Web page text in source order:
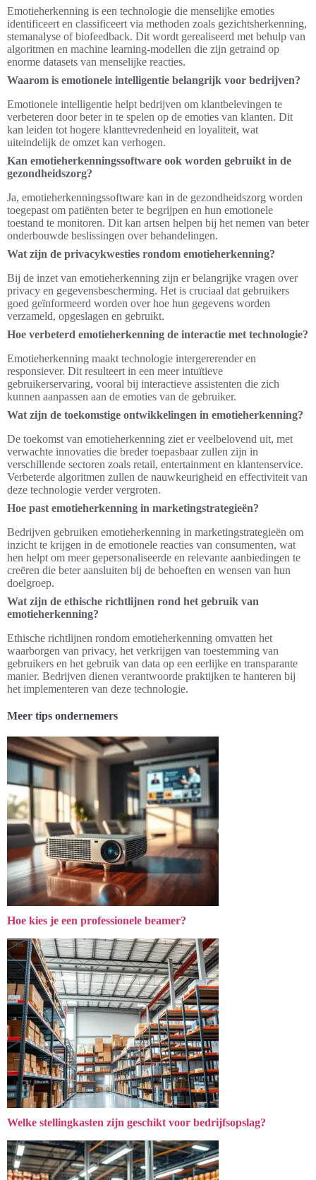
Emotieherkenning is een technologie die menselijke emoties
identificeert en classificeert via methoden zoals gezichtsherkenning,
stemanalyse of biofeedback. Dit wordt gerealiseerd met behulp van
algoritmen en machine learning-modellen die zijn getraind op
enorme datasets van menselijke reacties.
Waarom is emotionele intelligentie belangrijk voor bedrijven?
Emotionele intelligentie helpt bedrijven om klantbelevingen te
verbeteren door beter in te spelen op de emoties van klanten. Dit
kan leiden tot hogere klanttevredenheid en loyaliteit, wat
uiteindelijk de omzet kan verhogen.
Kan emotieherkenningssoftware ook worden gebruikt in de
gezondheidszorg?
Ja, emotieherkenningssoftware kan in de gezondheidszorg worden
toegepast om patiënten beter te begrijpen en hun emotionele
toestand te monitoren. Dit kan artsen helpen bij het nemen van beter
onderbouwde beslissingen over behandelingen.
Wat zijn de privacykwesties rondom emotieherkenning?
Bij de inzet van emotieherkenning zijn er belangrijke vragen over
privacy en gegevensbescherming. Het is cruciaal dat gebruikers
goed geïnformeerd worden over hoe hun gegevens worden
verzameld, opgeslagen en gebruikt.
Hoe verbeterd emotieherkenning de interactie met technologie?
Emotieherkenning maakt technologie intergererender en
responsiever. Dit resulteert in een meer intuïtieve
gebruikerservaring, vooral bij interactieve assistenten die zich
kunnen aanpassen aan de emoties van de gebruiker.
Wat zijn de toekomstige ontwikkelingen in emotieherkenning?
De toekomst van emotieherkenning ziet er veelbelovend uit, met
verwachte innovaties die breder toepasbaar zullen zijn in
verschillende sectoren zoals retail, entertainment en klantenservice.
Verbeterde algoritmen zullen de nauwkeurigheid en effectiviteit van
deze technologie verder vergroten.
Hoe past emotieherkenning in marketingstrategieën?
Bedrijven gebruiken emotieherkenning in marketingstrategieën om
inzicht te krijgen in de emotionele reacties van consumenten, wat
hen helpt om meer gepersonaliseerde en relevante aanbiedingen te
creëren die beter aansluiten bij de behoeften en wensen van hun
doelgroep.
Wat zijn de ethische richtlijnen rond het gebruik van
emotieherkenning?
Ethische richtlijnen rondom emotieherkenning omvatten het
waarborgen van privacy, het verkrijgen van toestemming van
gebruikers en het gebruik van data op een eerlijke en transparante
manier. Bedrijven dienen verantwoorde praktijken te hanteren bij
het implementeren van deze technologie.
Meer tips ondernemers
Hoe kies je een professionele beamer?
Welke stellingkasten zijn geschikt voor bedrijfsopslag?